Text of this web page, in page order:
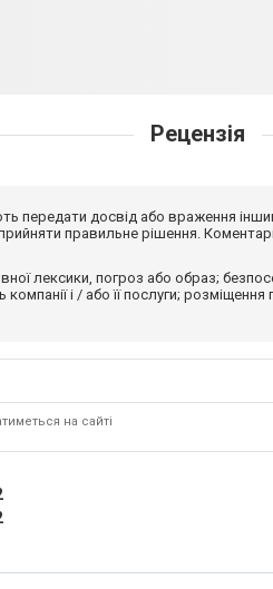
Рецензія
передати досвід або враження
правильне рішення.
лексики, погроз або образ;
і / або її послуги;
на сайті